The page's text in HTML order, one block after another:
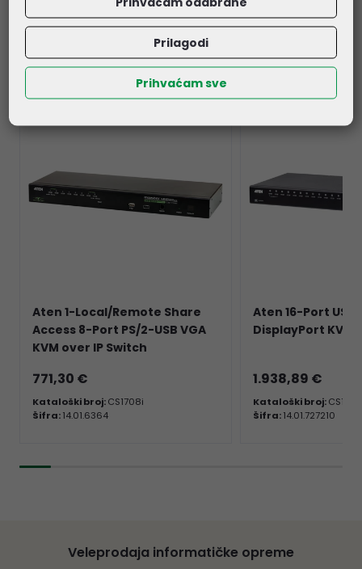
Povezani proizvodi
Aten 1-Local/Remote Share
Access 8-Port PS/2-USB VGA
KVM over IP Switch
771,30 €
Kataloški broj:CS1708i
Šifra:14.01.6364
Aten 16-Port USB
DisplayPort KVM
1.938,89 €
Kataloški broj:
Šifra:14.01.727210
Veleprodaja informatičke opreme
Prilagodi
Prihvaćam sve